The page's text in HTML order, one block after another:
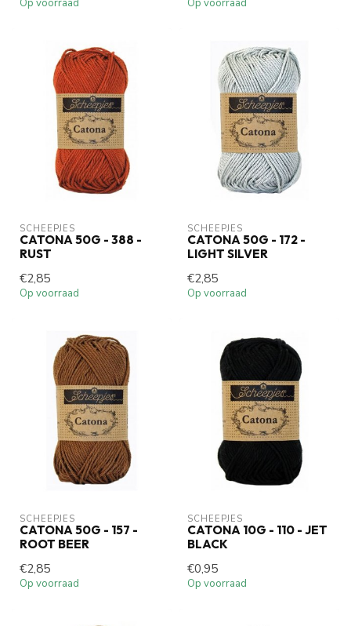
SCHEEPJES
CATONA 50G - 388 -
RUST
€2,85
Op voorraad
SCHEEPJES
CATONA 50G - 172 -
LIGHT SILVER
€2,85
Op voorraad
SCHEEPJES
CATONA 50G - 157 -
ROOT BEER
€2,85
Op voorraad
SCHEEPJES
CATONA 10G - 110 - JET
BLACK
€0,95
Op voorraad